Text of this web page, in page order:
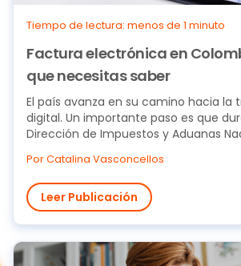
Tiempo de lectura: menos de 1 minuto
Factura electrónica en
que necesitas saber
El país avanza en su camino hacia la
digital. Un importante paso es que
Dirección de Impuestos y Aduanas
Por Catalina Vasconcellos
Leer Publicación